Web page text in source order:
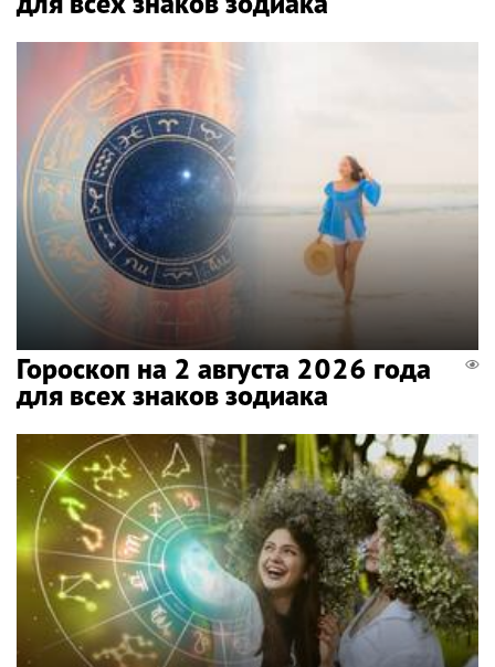
Гороскоп на 2 августа 2026 года
для всех знаков зодиака